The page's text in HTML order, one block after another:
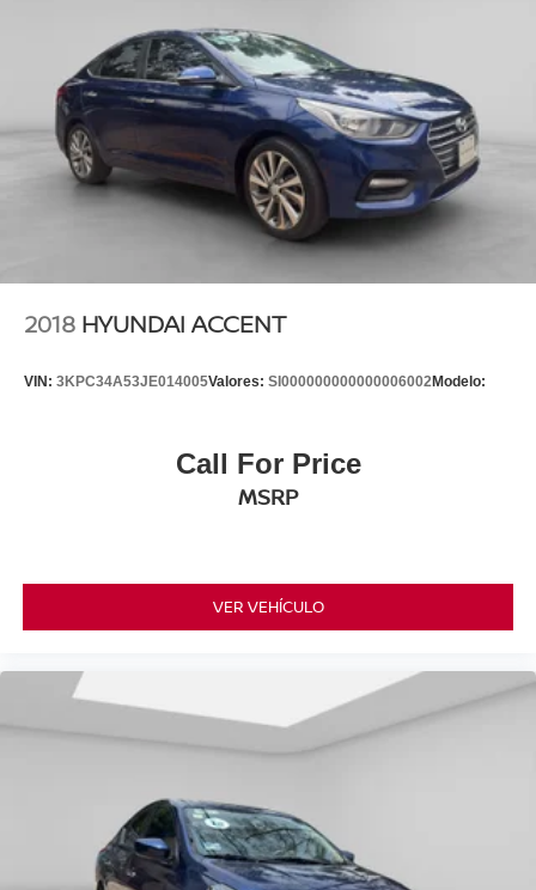
2018 HYUNDAI ACCENT
VIN: 3KPC34A53JE014005Valores: SI000000000000006002Modelo:
Call For Price
MSRP
VER VEHÍCULO